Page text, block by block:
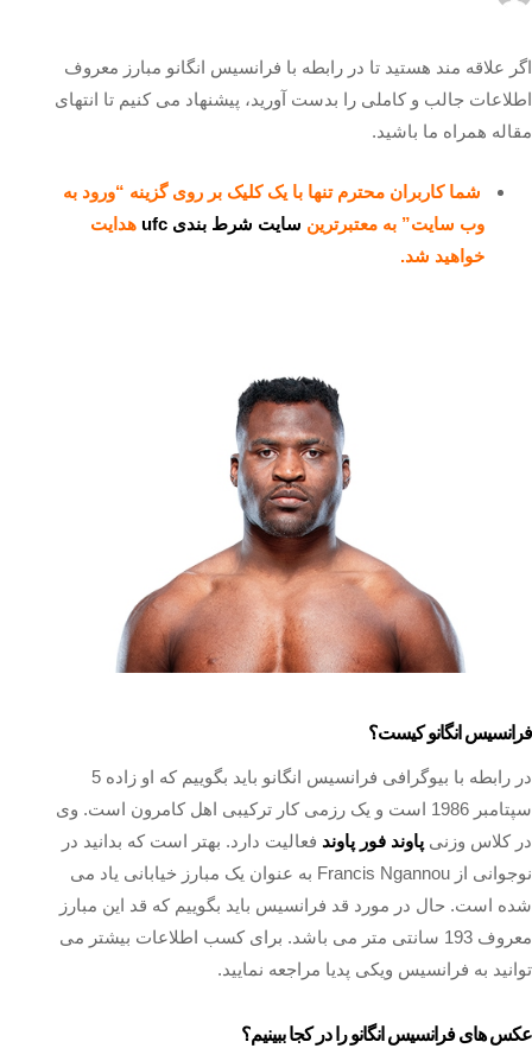
اگر علاقه مند هستید تا در رابطه با فرانسیس انگانو مبارز معروف
اطلاعات جالب و کاملی را بدست آورید، پیشنهاد می کنیم تا انتهای
مقاله همراه ما باشید.
شما کاربران محترم تنها با یک کلیک بر روی گزینه “ورود به
وب سایت” به معتبرترین سایت شرط بندی ufc
هدایت
خواهید شد.
فرانسیس انگانو کیست؟
در رابطه با بیوگرافی فرانسیس انگانو باید بگوییم که او زاده 5
سپتامبر 1986 است و یک رزمی کار ترکیبی اهل کامرون است. وی
در کلاس وزنی پاوند فور پاوند فعالیت دارد. بهتر است که بدانید در
نوجوانی از Francis Ngannou به عنوان یک مبارز خیابانی یاد می
شده است. حال در مورد قد فرانسیس باید بگوییم که قد این مبارز
معروف 193 سانتی متر می باشد. برای کسب اطلاعات بیشتر می
توانید به فرانسیس ویکی پدیا مراجعه نمایید.
عکس های فرانسیس انگانو را در کجا ببینیم؟